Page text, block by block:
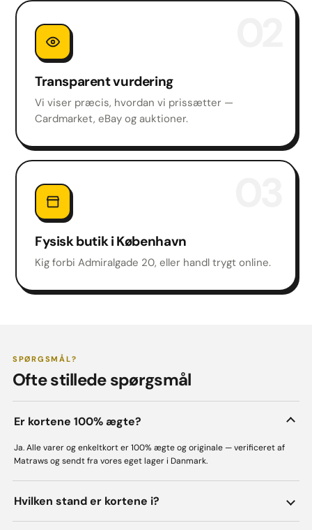
Transparent vurdering
Vi viser præcis, hvordan vi prissætter —
Cardmarket, eBay og auktioner.
Fysisk butik i København
Kig forbi Admiralgade 20, eller handl trygt online.
SPØRGSMÅL?
Ofte stillede spørgsmål
Er kortene 100% ægte?
Ja. Alle varer og enkeltkort er 100% ægte og originale — verificeret af
Matraws og sendt fra vores eget lager i Danmark.
Hvilken stand er kortene i?